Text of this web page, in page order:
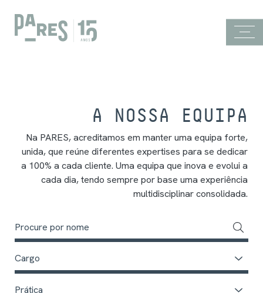
A NOSSA EQUIPA
Na PARES, acreditamos em manter uma equipa forte,
unida, que reúne diferentes expertises para se dedicar
a 100% a cada cliente. Uma equipa que inova e evolui a
cada dia, tendo sempre por base uma experiência
multidisciplinar consolidada.
Cargo
Prática